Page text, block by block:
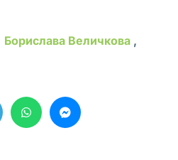
Борислава Величкова ,